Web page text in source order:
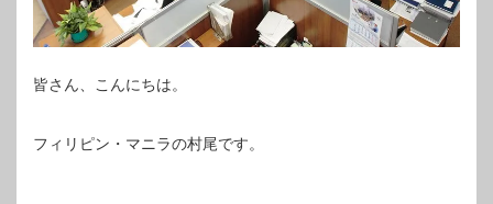
皆さん、こんにちは。
フィリピン・マニラの村尾です。